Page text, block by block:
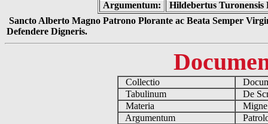
Argumentum:
Hildebertus
Sancto Alberto Magno Patrono Plorante ac Beata Semper
Defendere Digneris.
Collectio
Tabulinum
De
Materia
Argumentum